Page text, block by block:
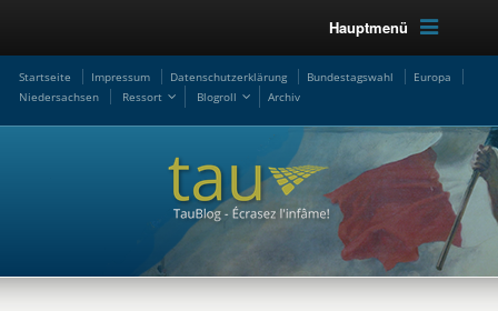
Hauptmenü
Startseite Impressum Datenschutzerklärung Bundestagswahl
Europa
Niedersachsen
Ressort Blogroll Archiv